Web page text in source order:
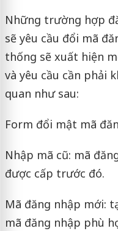
Những trường hợp
sẽ yêu cầu đổi mã
thống sẽ xuất hiện
và yêu cầu cần phải
quan như sau:
Form đổi mật mã
Nhập mã cũ: mã
được cấp trước đó.
Mã đăng nhập mới:
mã đăng nhập phù